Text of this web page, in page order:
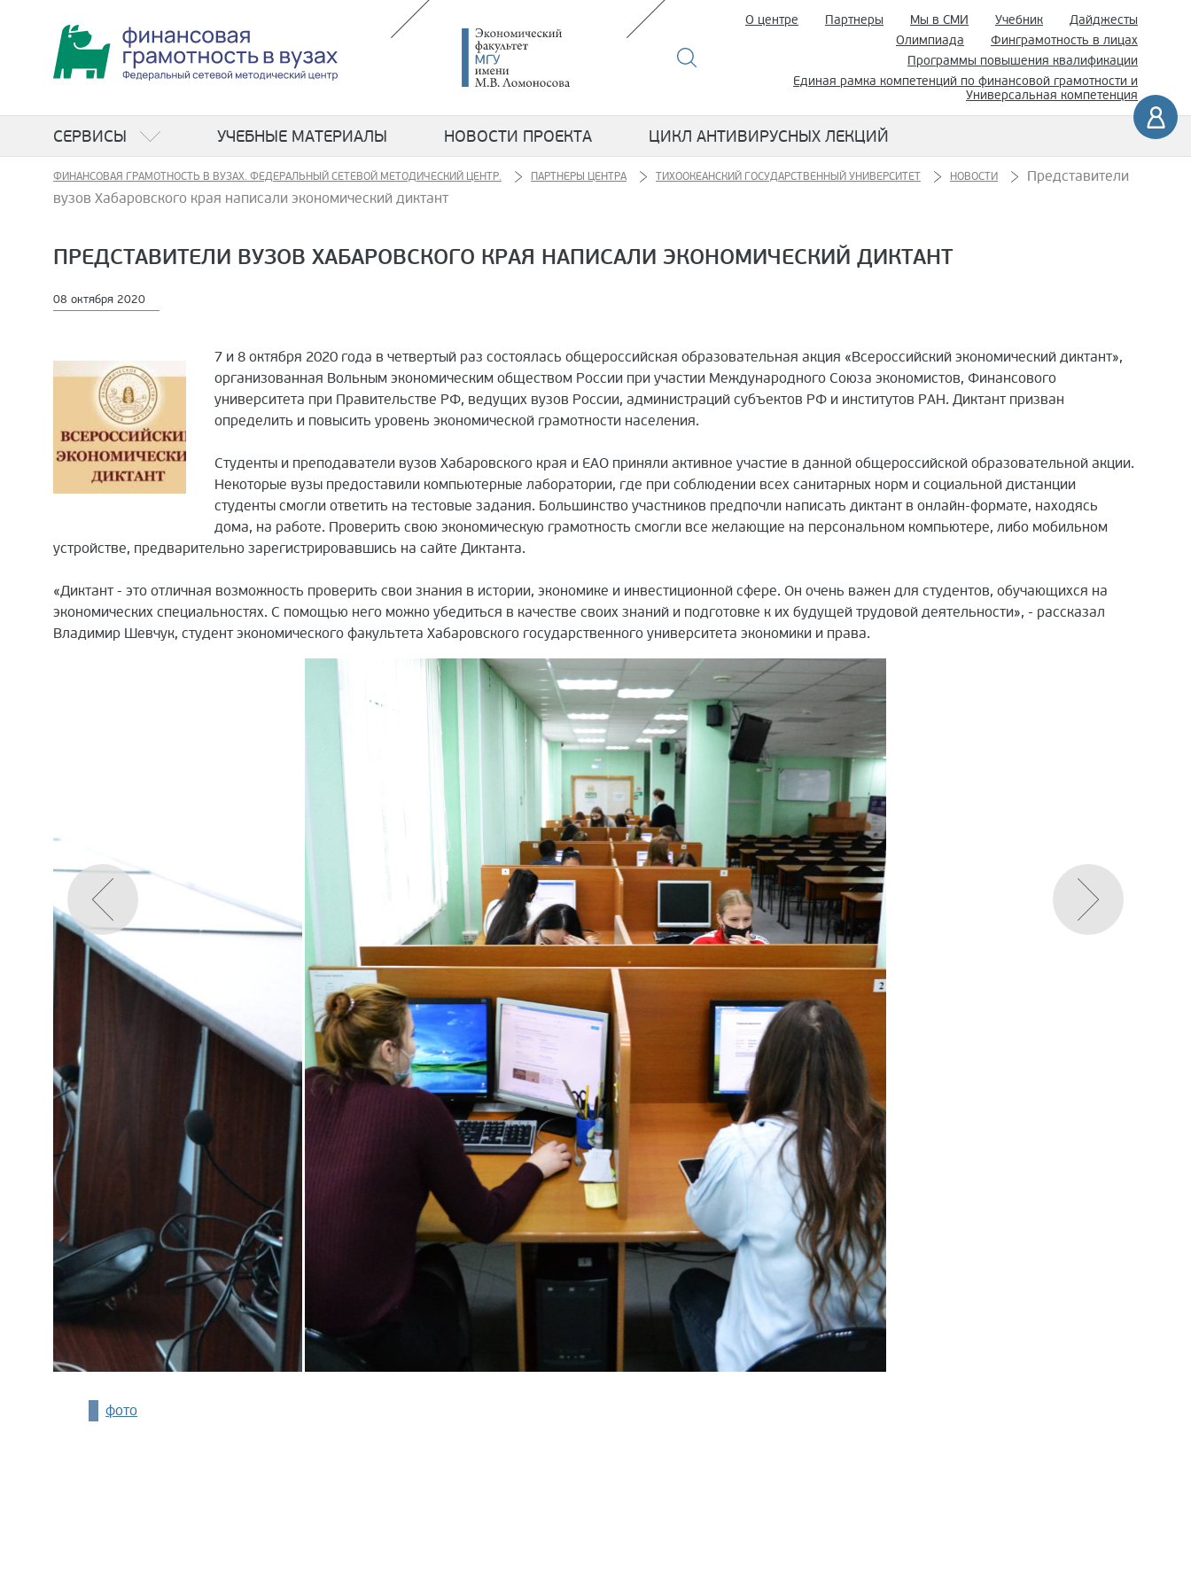
О центре Партнеры Мы в СМИ Учебник
Дайджесты
Олимпиада
Финграмотность в лицах
Программы повышения квалификации
Единая рамка компетенций по финансовой грамотности и
Универсальная компетенция
СЕРВИСЫ УЧЕБНЫЕ МАТЕРИАЛЫ НОВОСТИ ПРОЕКТА ЦИКЛ АНТИВИРУСНЫХ ЛЕКЦИЙ
ФИНАНСОВАЯ ГРАМОТНОСТЬ В ВУЗАХ. ФЕДЕРАЛЬНЫЙ СЕТЕВОЙ МЕТОДИЧЕСКИЙ ЦЕНТР. ПАРТНЕРЫ ЦЕНТРА ТИХООКЕАНСКИЙ ГОСУДАРСТВЕННЫЙ УНИВЕРСИТЕТ НОВОСТИ
Представители
вузов Хабаровского края написали экономический диктант
ПРЕДСТАВИТЕЛИ ВУЗОВ ХАБАРОВСКОГО КРАЯ НАПИСАЛИ ЭКОНОМИЧЕСКИЙ ДИКТАНТ
08 октября 2020
7 и 8 октября 2020 года в четвертый раз состоялась общероссийская образовательная акция «Всероссийский экономический диктант»,
организованная Вольным экономическим обществом России при участии Международного Союза экономистов, Финансового
университета при Правительстве РФ, ведущих вузов России, администраций субъектов РФ и институтов РАН. Диктант призван
определить и повысить уровень экономической грамотности населения.
Студенты и преподаватели вузов Хабаровского края и ЕАО приняли активное участие в данной общероссийской образовательной акции.
Некоторые вузы предоставили компьютерные лаборатории, где при соблюдении всех санитарных норм и социальной дистанции
студенты смогли ответить на тестовые задания. Большинство участников предпочли написать диктант в онлайн-формате, находясь
дома, на работе. Проверить свою экономическую грамотность смогли все желающие на персональном компьютере, либо мобильном
устройстве, предварительно зарегистрировавшись на сайте Диктанта.
«Диктант - это отличная возможность проверить свои знания в истории, экономике и инвестиционной сфере. Он очень важен для студентов, обучающихся на
экономических специальностях. С помощью него можно убедиться в качестве своих знаний и подготовке к их будущей трудовой деятельности», - рассказал
Владимир Шевчук, студент экономического факультета Хабаровского государственного университета экономики и права.
фото